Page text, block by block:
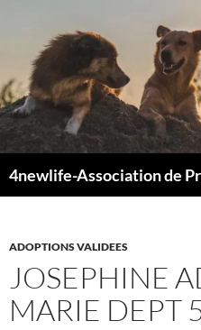
ADOPTIONS VALIDEES
JOSEPHINE
MARIE DEPT